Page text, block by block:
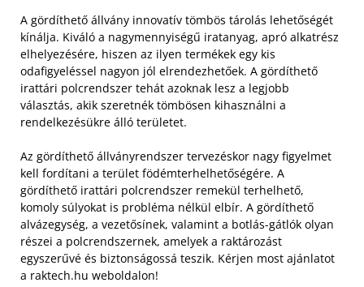
A gördíthető állvány innovatív tömbös tárolás lehetőségét
kínálja. Kiváló a nagymennyiségű iratanyag, apró alkatrész
elhelyezésére, hiszen az ilyen termékek egy kis
odafigyeléssel nagyon jól elrendezhetőek. A gördíthető
irattári polcrendszer tehát azoknak lesz a legjobb
választás, akik szeretnék tömbösen kihasználni a
rendelkezésükre álló területet.
Az gördíthető állványrendszer tervezéskor nagy figyelmet
kell fordítani a terület födémterhelhetőségére. A
gördíthető irattári polcrendszer remekül terhelhető,
komoly súlyokat is probléma nélkül elbír. A gördíthető
alvázegység, a vezetősínek, valamint a botlás-gátlók olyan
részei a polcrendszernek, amelyek a raktározást
egyszerűvé és biztonságossá teszik. Kérjen most ajánlatot
a raktech.hu weboldalon!